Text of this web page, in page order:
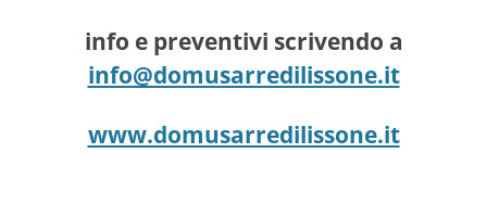
info e preventivi scrivendo a
info@domusarredilissone.it
www.domusarredilissone.it